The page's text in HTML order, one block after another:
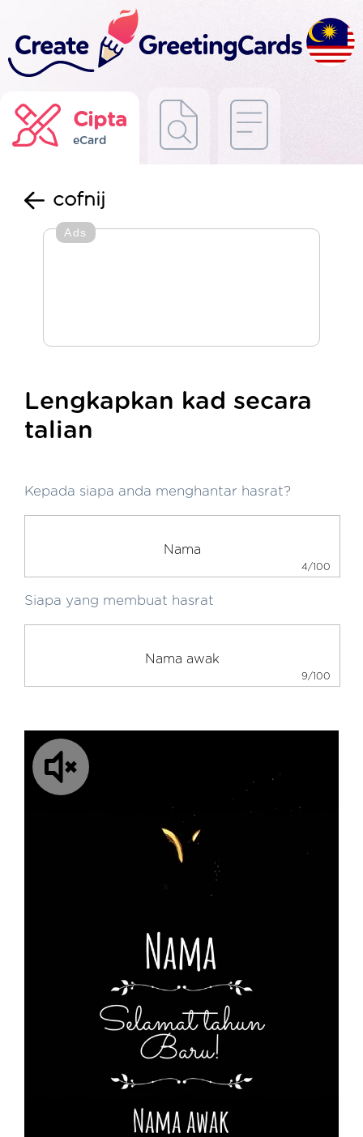
Cipta
eCard
cofnij
Ads
Lengkapkan kad secara
talian
Kepada siapa anda menghantar hasrat?
4/100
Siapa yang membuat hasrat
9/100